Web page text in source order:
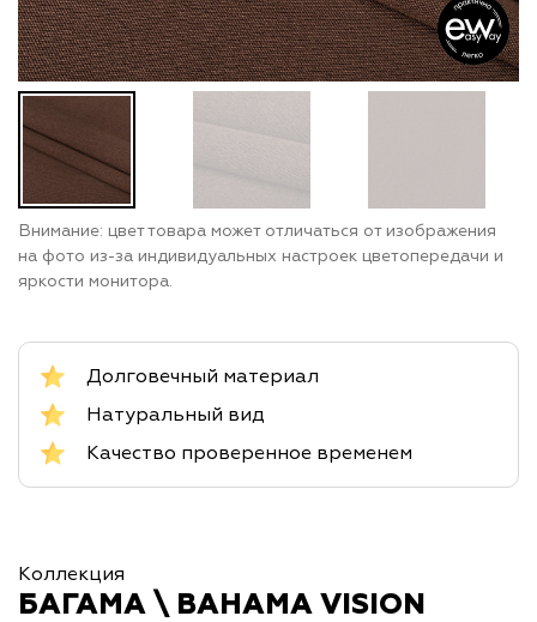
Внимание: цвет товара может отличаться от изображения
на фото из-за индивидуальных настроек цветопередачи и
яркости монитора.
Долговечный материал
Натуральный вид
Качество проверенное временем
Коллекция
БАГАМА \ BAHAMA VISION